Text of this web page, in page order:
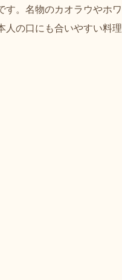
す。名物のカオラウやホワ
人の口にも合いやすい料理